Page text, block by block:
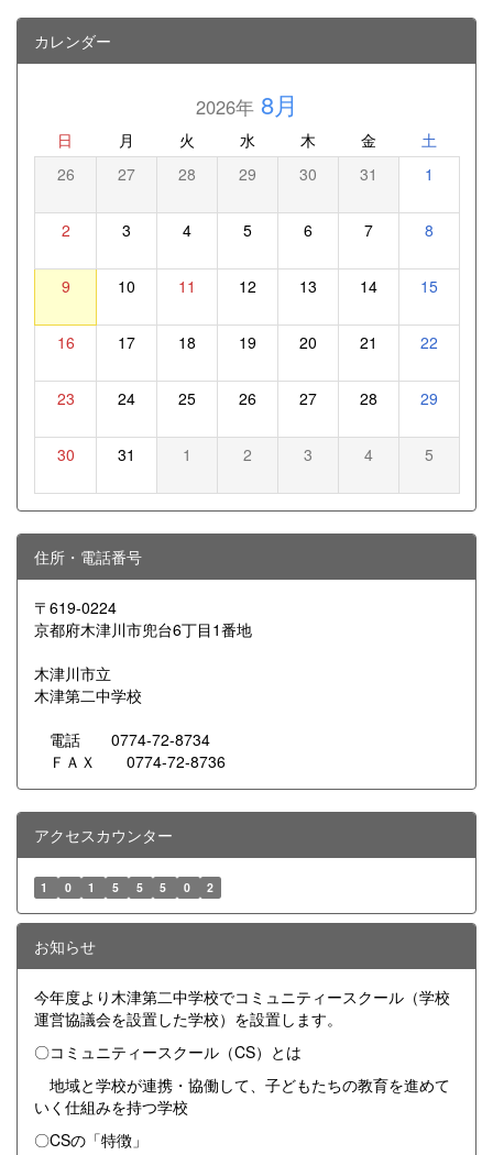
カレンダー
2026年8月
日 月 火 水 木 金 土
26 27 28 29 30 31 1
2 3 4 5 6 7 8
9 10 11 12 13 14 15
16 17 18 19 20 21 22
23 24 25 26 27 28 29
30 31 1 2 3 4 5
住所・電話番号
〒619-0224
京都府木津川市兜台6丁目1番地
木津川市立
木津第二中学校
電話 0774-72-8734
ＦＡＸ 0774-72-8736
アクセスカウンター
1 0 1 5 5 5 0 2
お知らせ
今年度より木津第二中学校でコミュニティースクール（学校
運営協議会を設置した学校）を設置します。
〇コミュニティースクール（CS）とは
地域と学校が連携・協働して、子どもたちの教育を進めて
いく仕組みを持つ学校
〇CSの「特徴」